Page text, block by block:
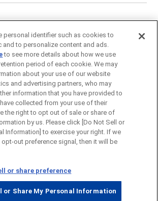
My Personal Information
LABORATORIES, INC. All rights reserved.
personal identifier such as cookies to
and to personalize content and ads.
to see more details about how we use
period of each cookie. We may
about your use of our website
and advertising partners, who may
information that you have provided to
collected from your use of their
the right to opt out of sale or share of
by us. Please click [Do Not Sell or
Information] to exercise your right. If we
opt-out preference signal, then it will be
or share preference
or Share My Personal Information